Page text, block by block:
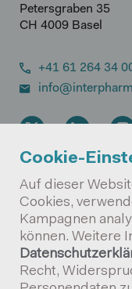
Petersgraben 35
CH 4009 Basel
+41 61 264 34
Newsletter
Datenschutz
Cookie-
Auf dieser
Cookies,
Kampagnen
können. Weitere
Recht,